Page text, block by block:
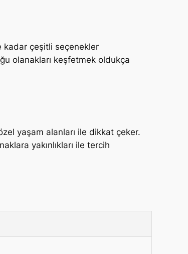
kadar çeşitli seçenekler
olanakları keşfetmek oldukça
yaşam alanları ile dikkat çeker.
yakınlıkları ile tercih